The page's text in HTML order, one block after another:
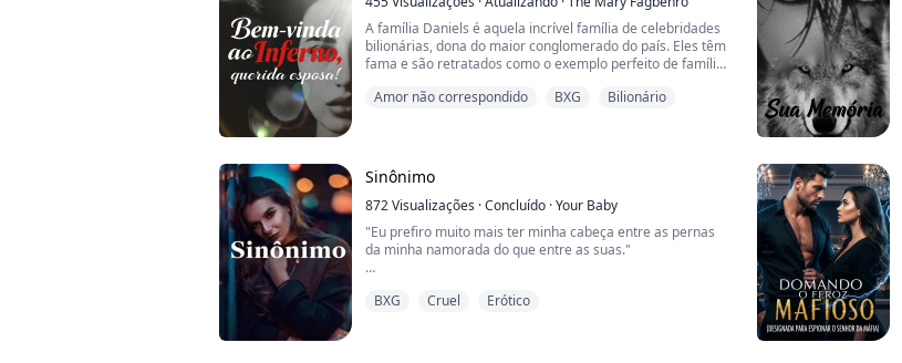
A família Daniels é aquela incrível família de celebridades
bilionárias, dona do maior conglomerado do país. Eles têm
fama e são retratados como o exemplo perfeito de família,
tinha que aprender, porqu...
Amor não correspondido BXG Bilionário
Sinônimo
872Visualizações ·Concluído ·Your Baby
"Eu prefiro muito mais ter minha cabeça entre as pernas
da minha namorada do que entre as suas."
BXG Cruel Erótico